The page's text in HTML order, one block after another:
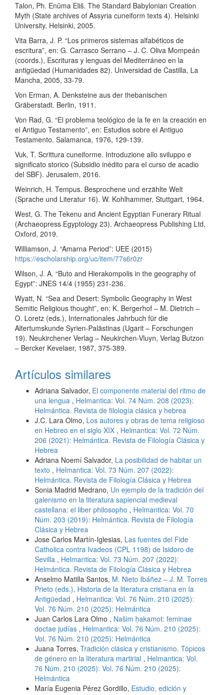
Talon, Ph. Enūma Eliš. The Standard Babylonian Creation
Myth (State archives of Assyria cuneiform texts 4). Helsinki
University, Helsinki, 2005.
Vita Barra, J. P. “Los primeros sistemas alfabéticos de
escritura”, en: G. Carrasco Serrano – J. C. Oliva Mompeán
(coords.), Escrituras y lenguas del Mediterráneo en la
antigüedad (Humanidades 82). Universidad de Castilla, La
Mancha, 2005, 33-79.
Von Erman, A. Denksteine aus der thebanischen
Gräberstadt. Berlin, 1911.
Von Rad, G. “El problema teológico de la fe en la creación en
el Antiguo Testamento”, en: Estudios sobre el Antiguo
Testamento. Salamanca, 1976, 129-139.
Vuk, T. Scrittura cuneiforme. Introduzione allo sviluppo e
significato storico (Subsidio inédito para el curso de acadio
del SBF). Jerusalem, 2016.
Weinrich, H. Tempus. Besprochene und erzählte Welt
(Sprache und Literatur 16). W. Kohlhammer, Stuttgart, 1964.
West, G. The Tekenu and Ancient Egyptian Funerary Ritual
(Archaeopress Egyptology 23). Archaeopress Publishing Ltd,
Oxford, 2019.
Williamson, J. “Amarna Period”: UEE (2015)
https://escholarship.org/uc/item/77s6r0zr
Wilson, J. A. “Buto and Hierakompolis in the geography of
Egypt”: JNES 14/4 (1955) 231-236.
Wyatt, N. “Sea and Desert: Symbolic Geography in West
Semitic Religious thought”, en: K. Bergerhof – M. Dietrich –
O. Loretz (eds.), Internationales Jahrbuch für die
Altertumskunde Syrien-Palästinas (Ugarit – Forschungen
19). Neukirchener Verlag – Neukirchen-Vluyn, Verlag Butzon
– Bercker Kevelaer, 1987, 375-389.
Artículos similares
Adriana Salvador, El componente material del ritmo de
una lengua , Helmantica: Vol. 74 Núm. 208 (2023):
Helmántica. Revista de filología clásica y hebrea
J.C. Lara Olmo, Los autores y obras de tema religioso
en Hebreo en el siglo XIX , Helmantica: Vol. 72 Núm.
206 (2021): Helmántica. Revista de Filología Clásica y
Hebrea
Adriana Noemí Salvador, La posibilidad de habitar un
texto , Helmantica: Vol. 73 Núm. 207 (2022):
Helmántica. Revista de Filología Clásica y Hebrea
Sonia Madrid Medrano, Un ejemplo de la tradición del
galenismo en la literatura sapiencial medieval
castellana: el liber philosopho , Helmantica: Vol. 70
Núm. 203 (2019): Helmántica. Revista de Filología
Clásica y Hebrea
Jose Carlos Martín-Iglesias, Las fuentes del Fide
Catholica contra Ivadeos (CPL 1198) de Isidoro de
Sevilla , Helmantica: Vol. 73 Núm. 207 (2022):
Helmántica. Revista de Filología Clásica y Hebrea
Anselmo Matilla Santos, M. Nieto Ibáñez – J. M. Torres
Prieto (eds.), Historia de la literatura cristiana en la
Antigüedad , Helmantica: Vol. 76 Núm. 210 (2025):
Vol. 76 Núm. 210 (2025): Helmántica
Juan Carlos Lara Olmo , Našim ḥakamot: feminae
doctae judías , Helmantica: Vol. 76 Núm. 210 (2025):
Vol. 76 Núm. 210 (2025): Helmántica
Juana Torres, Tradición clásica y cristianismo. Tópicos
de género en la literatura martirial , Helmantica: Vol.
76 Núm. 210 (2025): Vol. 76 Núm. 210 (2025):
Helmántica
María Eugenia Pérez Gordillo, Estudio, edición y